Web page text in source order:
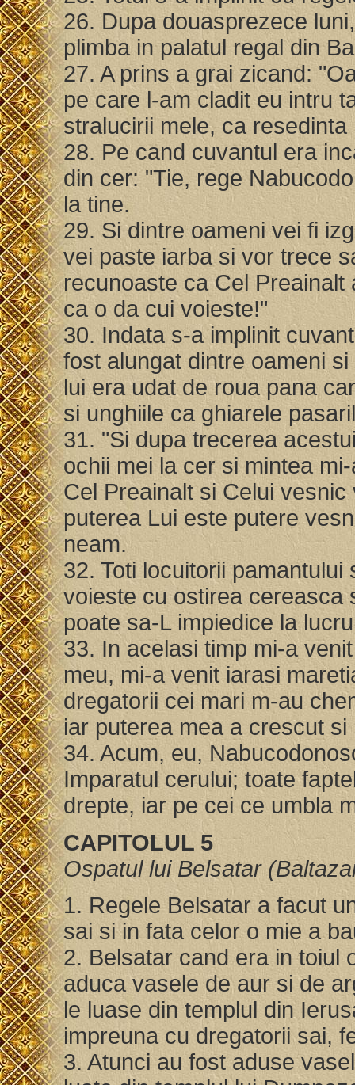
26. Dupa douasprezece
plimba in palatul regal din
27. A prins a grai zicand:
pe care l-am cladit eu intru
stralucirii mele, ca
28. Pe cand cuvantul era
din cer: "Tie, rege
la tine.
29. Si dintre oameni vei fi
vei paste iarba si vor trece
recunoaste ca Cel
ca o da cui voieste!"
30. Indata s-a implinit
fost alungat dintre oameni
lui era udat de roua pana
si unghiile ca ghiarele
31. "Si dupa trecerea
ochii mei la cer si mintea
Cel Preainalt si Celui
puterea Lui este putere
neam.
32. Toti locuitorii
voieste cu ostirea cereasca
poate sa-L impiedice la
33. In acelasi timp mi-a
meu, mi-a venit iarasi
dregatorii cei mari m-au
iar puterea mea a crescut
34. Acum, eu,
Imparatul cerului; toate
drepte, iar pe cei ce umbla
CAPITOLUL 5
Ospatul lui Belsatar
1. Regele Belsatar a facut
sai si in fata celor o mie a
2. Belsatar cand era in toiul
aduca vasele de aur si de
le luase din templul din
impreuna cu dregatorii sai,
3. Atunci au fost aduse